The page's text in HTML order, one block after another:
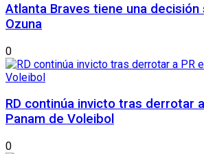
Atlanta Braves tiene una decisión
Ozuna
0
RD continúa invicto tras derrotar
Panam de Voleibol
0